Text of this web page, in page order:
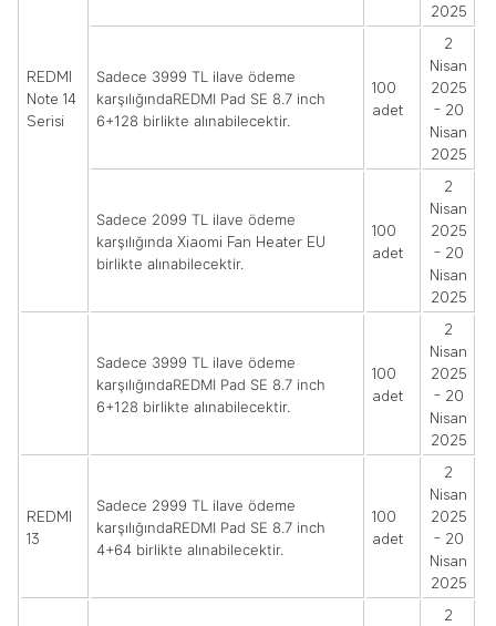
REDMI
Note 14
Serisi
2025
Sadece 3999 TL ilave ödeme
karşılığındaREDMI Pad SE 8.7 inch
6+128 birlikte alınabilecektir.
100
adet
2
Nisan
2025
- 20
Nisan
2025
Sadece 2099 TL ilave ödeme
karşılığında Xiaomi Fan Heater EU
birlikte alınabilecektir.
100
adet
2
Nisan
2025
- 20
Nisan
2025
Sadece 3999 TL ilave ödeme
karşılığındaREDMI Pad SE 8.7 inch
6+128 birlikte alınabilecektir.
100
adet
2
Nisan
2025
- 20
Nisan
2025
REDMI
13
Sadece 2999 TL ilave ödeme
karşılığındaREDMI Pad SE 8.7 inch
4+64 birlikte alınabilecektir.
100
adet
2
Nisan
2025
- 20
Nisan
2025
2